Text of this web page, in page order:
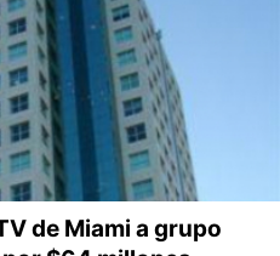
de Miami a grupo